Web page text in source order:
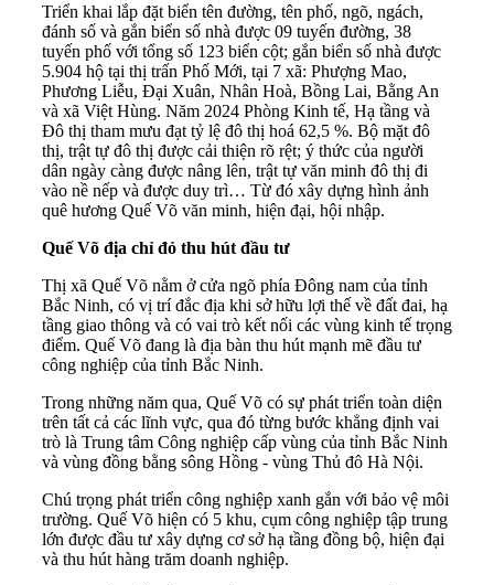
Triển khai lắp đặt biển tên đường, tên phố, ngõ, ngách,
đánh số và gắn biển số nhà được 09 tuyến đường, 38
tuyến phố với tổng số 123 biển cột; gắn biển số nhà được
5.904 hộ tại thị trấn Phố Mới, tại 7 xã: Phượng Mao,
Phương Liễu, Đại Xuân, Nhân Hoà, Bồng Lai, Bằng An
và xã Việt Hùng. Năm 2024 Phòng Kinh tế, Hạ tầng và
Đô thị tham mưu đạt tỷ lệ đô thị hoá 62,5 %. Bộ mặt đô
thị, trật tự đô thị được cải thiện rõ rệt; ý thức của người
dân ngày càng được nâng lên, trật tự văn minh đô thị đi
vào nề nếp và được duy trì… Từ đó xây dựng hình ảnh
quê hương Quế Võ văn minh, hiện đại, hội nhập.
Quế Võ địa chỉ đỏ thu hút đầu tư
Thị xã Quế Võ nằm ở cửa ngõ phía Đông nam của tỉnh
Bắc Ninh, có vị trí đắc địa khi sở hữu lợi thế về đất đai, hạ
tầng giao thông và có vai trò kết nối các vùng kinh tế trọng
điểm. Quế Võ đang là địa bàn thu hút mạnh mẽ đầu tư
công nghiệp của tỉnh Bắc Ninh.
Trong những năm qua, Quế Võ có sự phát triển toàn diện
trên tất cả các lĩnh vực, qua đó từng bước khẳng định vai
trò là Trung tâm Công nghiệp cấp vùng của tỉnh Bắc Ninh
và vùng đồng bằng sông Hồng - vùng Thủ đô Hà Nội.
Chú trọng phát triển công nghiệp xanh gắn với bảo vệ môi
trường. Quế Võ hiện có 5 khu, cụm công nghiệp tập trung
lớn được đầu tư xây dựng cơ sở hạ tầng đồng bộ, hiện đại
và thu hút hàng trăm doanh nghiệp.